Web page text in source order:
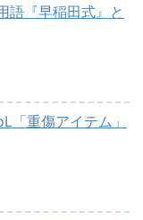
語『早稲田式』と
「重傷アイテム」